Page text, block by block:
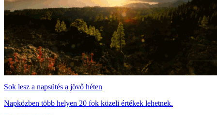
Sok lesz a napsütés a jövő héten
Napközben több helyen 20 fok közeli értékek lehetnek.